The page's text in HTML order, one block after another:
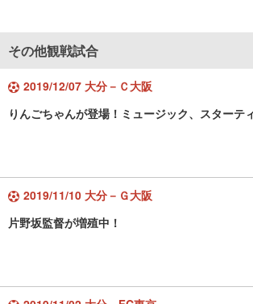
その他観戦試合
2019/12/07 大分－Ｃ大阪
りんごちゃんが登場！ミュージック、スターテ
2019/11/10 大分－Ｇ大阪
片野坂監督が増殖中！